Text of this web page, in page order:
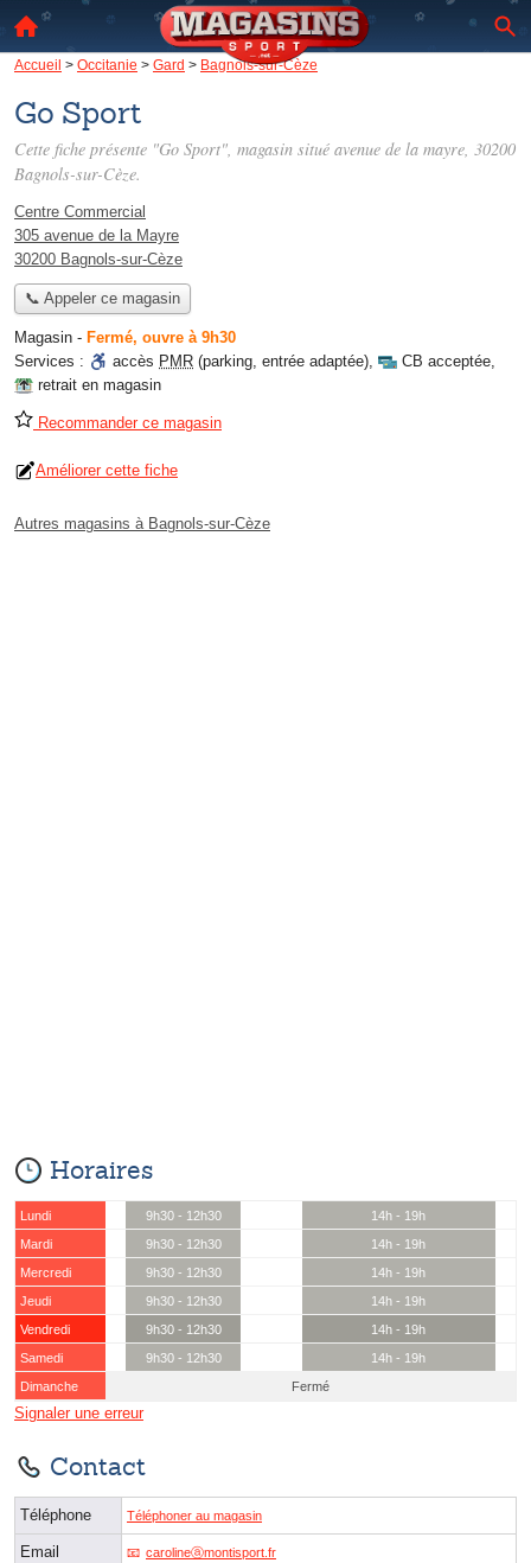
Accueil > Occitanie > Gard > Bagnols-sur-Cèze
Go Sport
Cette fiche présente "Go Sport", magasin situé avenue de la mayre, 30200
Bagnols-sur-Cèze.
Centre Commercial
305 avenue de la Mayre
30200 Bagnols-sur-Cèze
📞 Appeler ce magasin
Magasin - Fermé, ouvre à 9h30
Services :
accès PMR (parking, entrée adaptée), CB acceptée,
retrait en magasin
Recommander ce magasin
Améliorer cette fiche
Autres magasins à Bagnols-sur-Cèze
Horaires
Lundi 9h30 - 12h30
14h - 19h
Mardi
9h30 - 12h30
14h - 19h
Mercredi
9h30 - 12h30
14h - 19h
Jeudi
9h30 - 12h30
14h - 19h
Vendredi
9h30 - 12h30
14h - 19h
Samedi
9h30 - 12h30
14h - 19h
Dimanche
Fermé
Signaler une erreur
Contact
Téléphone Téléphoner au magasin
Email carolineⓐmontisport.fr